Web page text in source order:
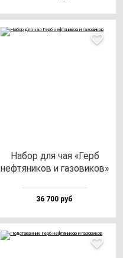
Набор для чая «Герб
неф­тя­ни­ков и га­зо­ви­ков»
36 700 руб